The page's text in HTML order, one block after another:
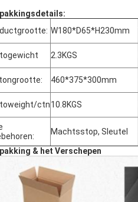
W180*D65*H230mm
2.3KGS
460*375*300mm
ctn10.8KGS
Machtsstop, Sleutel
& het Verschepen